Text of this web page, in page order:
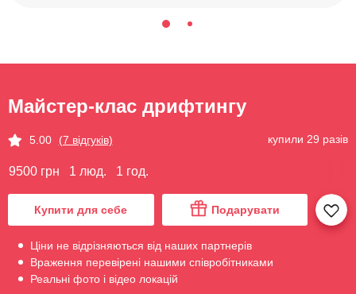
Майстер-клас дрифтингу
5.00 (7 відгуків) купили 29 разів
9500 грн 1 люд. 1 год.
Купити для себе Подарувати
Ціни не відрізняються від наших партнерів
Враження перевірені нашими співробітниками
Реальні фото і відео локацій